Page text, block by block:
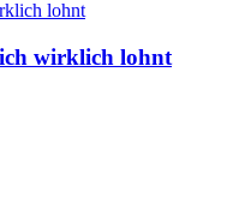
wirklich lohnt